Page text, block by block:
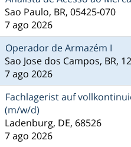
Sao Paulo, BR, 05425-070
7 ago 2026
Operador de Armazém I
Sao Jose dos Campos, BR,
7 ago 2026
Fachlagerist auf
(m/w/d)
Ladenburg, DE, 68526
7 ago 2026